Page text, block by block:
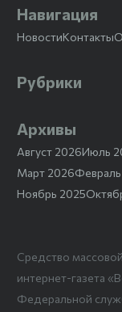
Навигация
НовостиКонтакты
Рубрики
Архивы
Август 2026Июль
Март 2026
Ноябрь 2025
Средство
интернет-газета
Федеральной